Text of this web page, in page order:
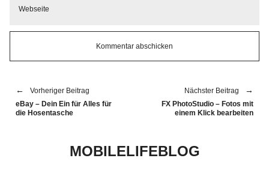
Vorheriger Beitrag
eBay – Dein Ein für Alles für
die Hosentasche
Nächster Beitrag
FX PhotoStudio – Fotos mit
einem Klick bearbeiten
MOBILELIFEBLOG